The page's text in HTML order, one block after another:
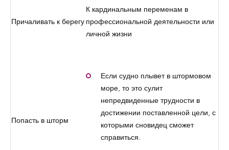
Причаливать к берегу
К кардинальным переменам в
профессиональной деятельности или
личной жизни
Попасть в шторм
Если судно плывет в штормовом
море, то это сулит
непредвиденные трудности в
достижении поставленной цели, с
которыми сновидец сможет
справиться.